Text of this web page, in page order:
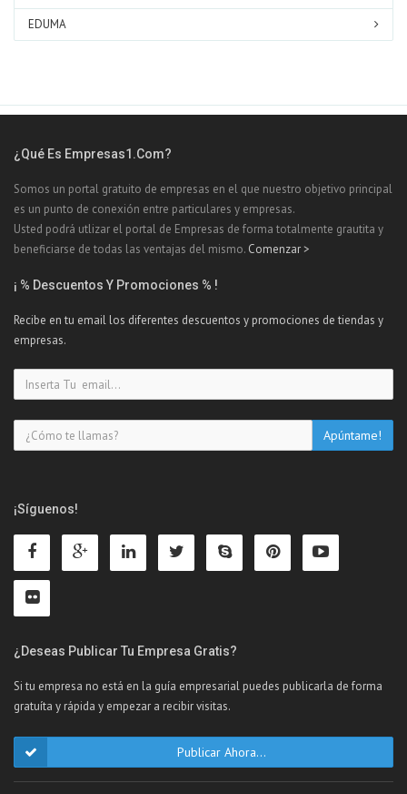
EDUMA
¿Qué Es Empresas1.com?
Somos un portal gratuito de empresas en el que nuestro objetivo principal
es un punto de conexión entre particulares y empresas.
Usted podrá utlizar el portal de Empresas de forma totalmente grautita y
beneficiarse de todas las ventajas del mismo. Comenzar >
¡ % Descuentos Y Promociones % !
Recibe en tu email los diferentes descuentos y promociones de tiendas y
empresas.
¡Síguenos!
¿Deseas Publicar Tu Empresa Gratis?
Si tu empresa no está en la guía empresarial puedes publicarla de forma
gratuíta y rápida y empezar a recibir visitas.
Publicar Ahora...